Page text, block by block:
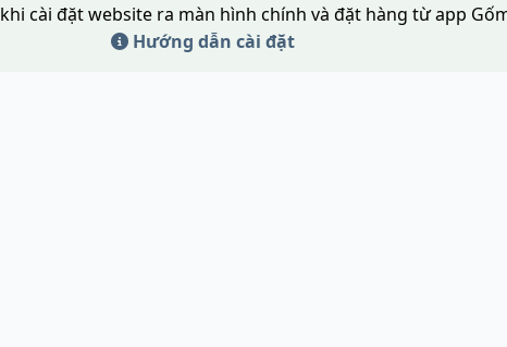
khi cài đặt website ra màn hình chính và đặt hàng từ app
Hướng dẫn cài đặt